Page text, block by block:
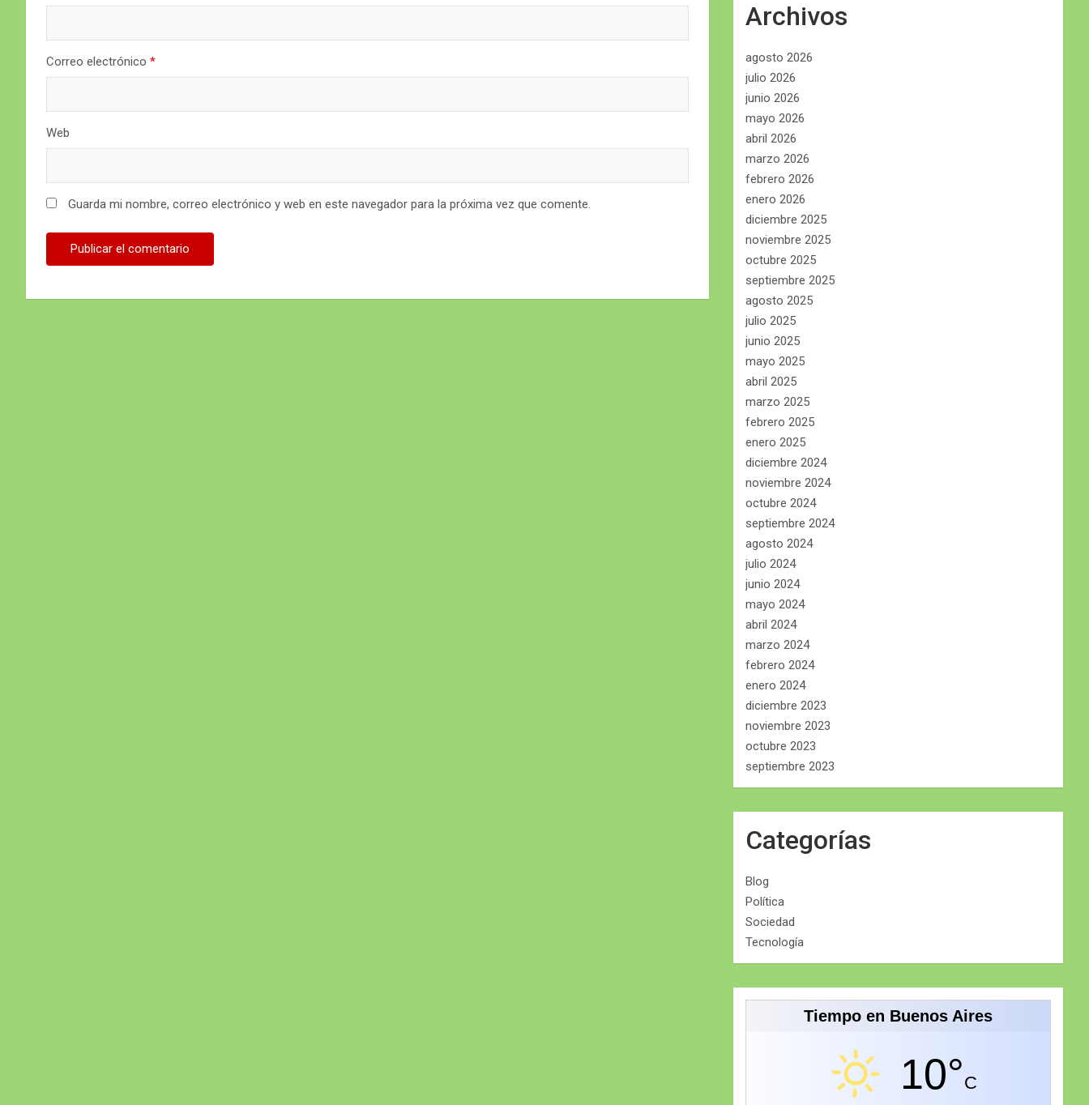
Correo electrónico *
Web
Guarda mi nombre, correo electrónico y web en este navegador para la próxima vez que comente.
Archivos
agosto 2026
julio 2026
junio 2026
mayo 2026
abril 2026
marzo 2026
febrero 2026
enero 2026
diciembre 2025
noviembre 2025
octubre 2025
septiembre 2025
agosto 2025
julio 2025
junio 2025
mayo 2025
abril 2025
marzo 2025
febrero 2025
enero 2025
diciembre 2024
noviembre 2024
octubre 2024
septiembre 2024
agosto 2024
julio 2024
junio 2024
mayo 2024
abril 2024
marzo 2024
febrero 2024
enero 2024
diciembre 2023
noviembre 2023
octubre 2023
septiembre 2023
Categorías
Blog
Política
Sociedad
Tecnología
Tiempo en Buenos Aires
10°C